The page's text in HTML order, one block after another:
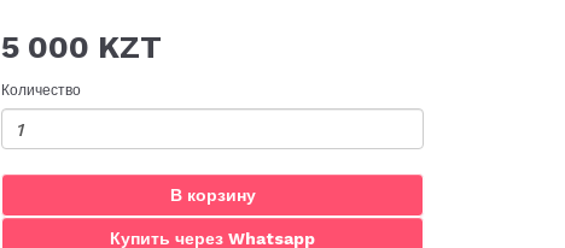
5 000 KZT
Количество
В корзину
Купить через Whatsapp